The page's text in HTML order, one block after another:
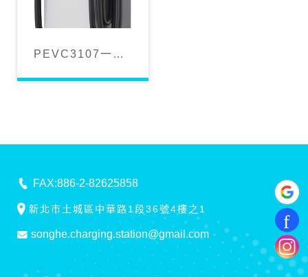
PEVC3107一體
FAX:886-2-82625858
新北市土城區中華路1段36號4樓之1
songhe.charging.station@gmail.com